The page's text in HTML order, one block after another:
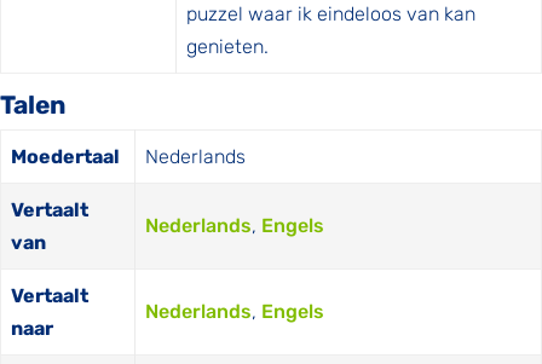
puzzel waar ik eindeloos van kan
genieten.
Talen
Moedertaal Nederlands
Vertaalt
van
Nederlands, Engels
Vertaalt
naar
Nederlands, Engels